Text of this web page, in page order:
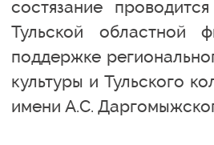
состязание
Тульской областной
поддержке
культуры и Тульского
имени А.С.